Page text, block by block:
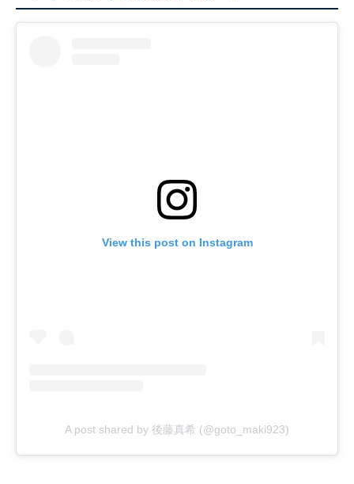
View this post on Instagram
A post shared by 後藤真希 (@goto_maki923)